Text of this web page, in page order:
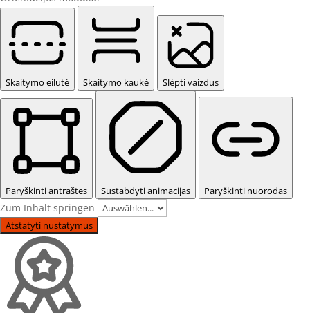
Skaitymo eilutė Skaitymo kaukė Slėpti vaizdus
Paryškinti antraštes Sustabdyti animacijas Paryškinti nuorodas
Zum Inhalt springen
Atstatyti nustatymus